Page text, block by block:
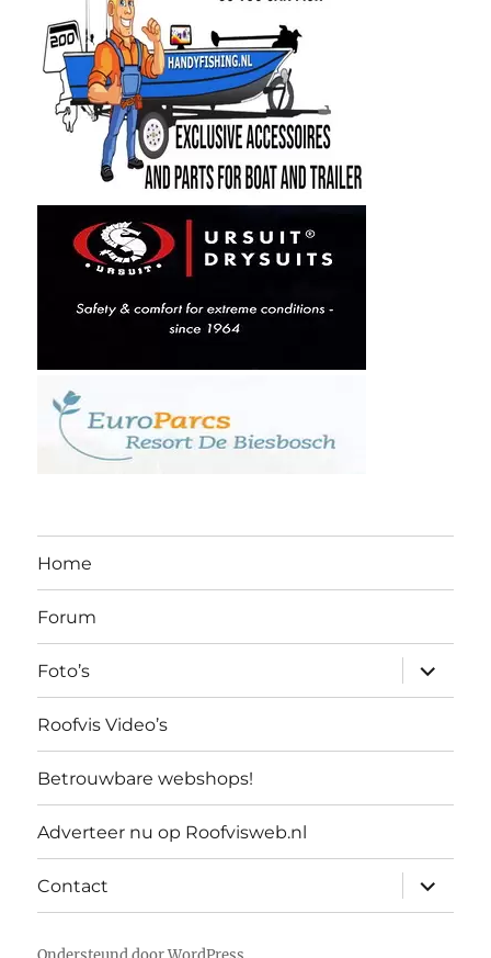
Home
Forum
Foto’s
Roofvis Video’s
Betrouwbare webshops!
Adverteer nu op Roofvisweb.nl
Contact